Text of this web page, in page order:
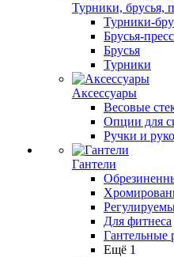
Турники, брусья,
Турники-
Брусья-пресс
Брусья
Турники
Аксессуары
Весовые
Опции для
Ручки и
Гантели
Для фитнеса
Гантельные
Ещё 1